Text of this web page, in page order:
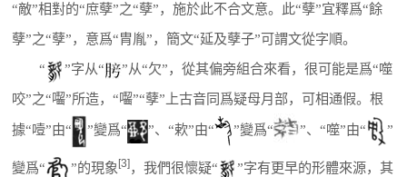
“敵”相對的“庶孽”之“孽”，施於此不合文意。此“孽”宜釋爲“餘
孽”之“孽”，意爲“胄胤”，簡文“延及孽子”可謂文從字順。
“
”字从“
”从“欠”，從其偏旁組合來看，很可能是爲“噬
咬”之“囓”所造，“囓”“孽”上古音同爲疑母月部，可相通假。根
據“噎”由“
”變爲“ ”、“欶”由“ ”變爲“ ”、“噬”由“ ”
變爲“ ”的現象 [3] ，我們很懷疑“
”字有更早的形體來源，其